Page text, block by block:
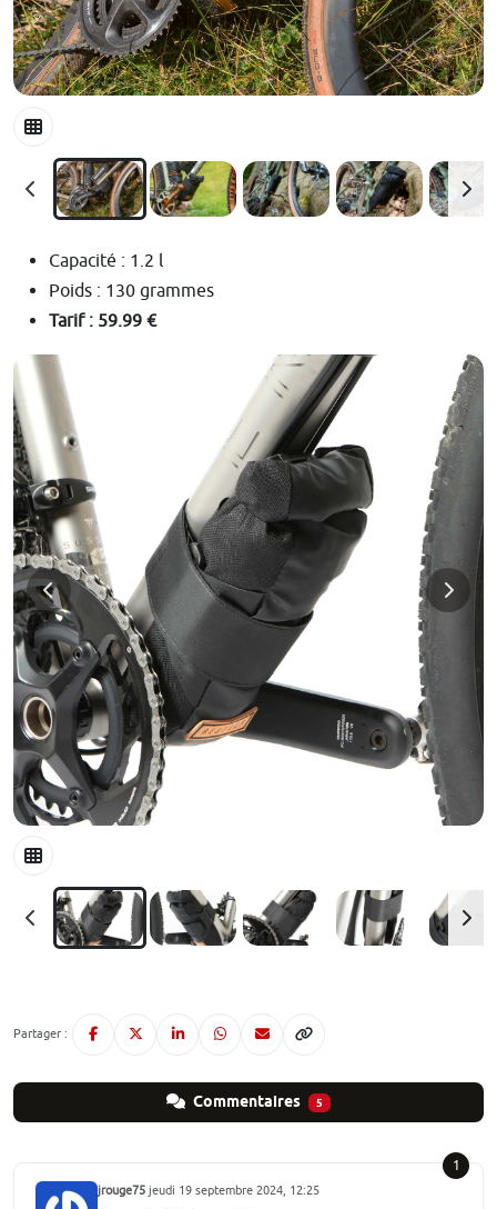
Capacité : 1.2 l
Poids : 130 grammes
Tarif : 59.99 €
Partager :
Commentaires 5
1
jrouge75 jeudi 19 septembre 2024, 12:25